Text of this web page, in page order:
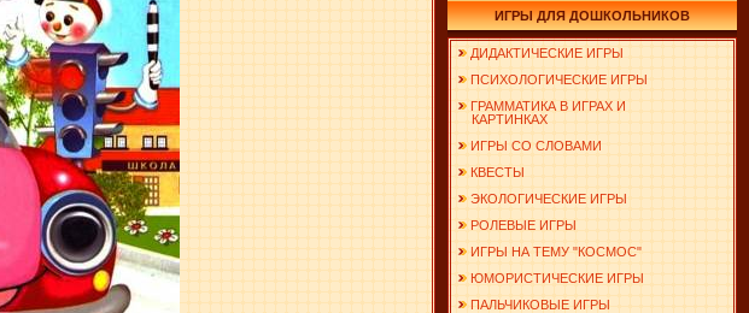
ИГРЫ ДЛЯ ДОШКОЛЬНИКОВ
ДИДАКТИЧЕСКИЕ ИГРЫ
ПСИХОЛОГИЧЕСКИЕ ИГРЫ
ГРАММАТИКА В ИГРАХ И
КАРТИНКАХ
ИГРЫ СО СЛОВАМИ
КВЕСТЫ
ЭКОЛОГИЧЕСКИЕ ИГРЫ
РОЛЕВЫЕ ИГРЫ
ИГРЫ НА ТЕМУ "КОСМОС"
ЮМОРИСТИЧЕСКИЕ ИГРЫ
ПАЛЬЧИКОВЫЕ ИГРЫ